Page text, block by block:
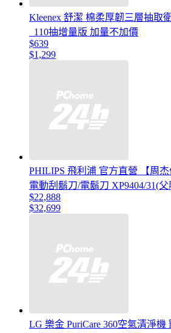
Kleenex 舒潔 棉柔厚韌三層抽取
_110抽增量版 加量不加價
$639
$1,299
PHILIPS 飛利浦 官方直營 【周
電動刮鬍刀/電鬍刀 XP9404/31(
$22,888
$32,699
LG 樂金 PuriCare 360空氣清淨機